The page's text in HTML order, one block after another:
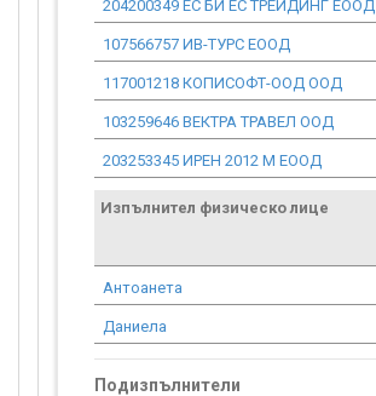
204200349 ЕС БИ ЕС ТРЕЙДИНГ ЕООД
107566757 ИВ-ТУРС ЕООД
117001218 КОПИСОФТ-ООД ООД
103259646 ВЕКТРА ТРАВЕЛ ООД
203253345 ИРЕН 2012 М ЕООД
Изпълнител физическо лице
Антоанета
Даниела
Подизпълнители